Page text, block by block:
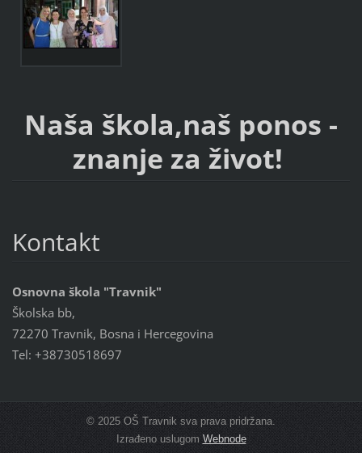
Naša škola,naš ponos -
znanje za život!
Kontakt
Osnovna škola "Travnik"
Školska bb,
72270 Travnik, Bosna i Hercegovina
Tel: +38730518697
© 2025 OŠ Travnik sva prava pridržana.
Izrađeno uslugom Webnode